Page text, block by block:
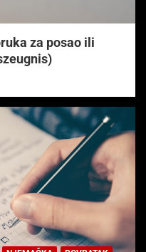
za posao ili